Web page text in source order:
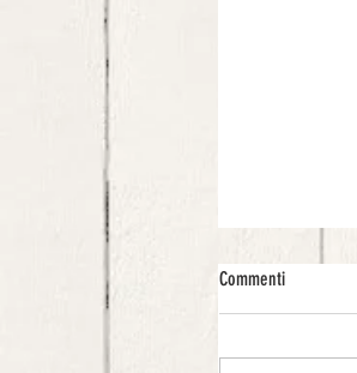
Commenti